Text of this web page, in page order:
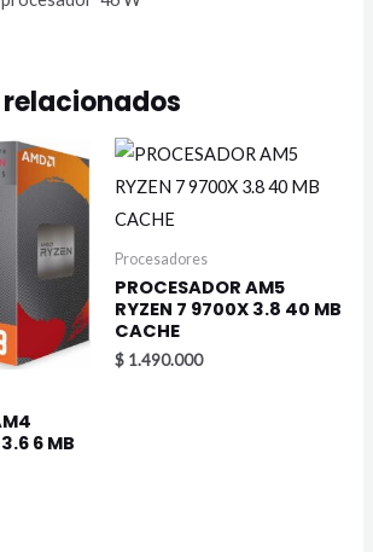
6 MB
Procesadores
PROCESADOR AM5
RYZEN 7 9700X 3.8 40 MB
CACHE
$ 1.490.000